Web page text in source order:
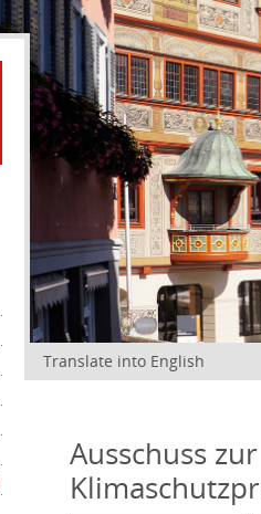
Translate into English
Ausschuss